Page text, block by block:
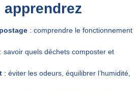
apprendrez
: comprendre le fonctionnement
: savoir quels déchets composter et
: éviter les odeurs, équilibrer l’humidité,